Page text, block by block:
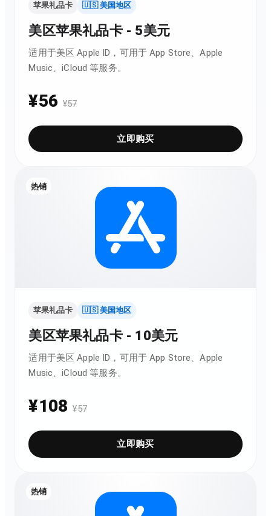
苹果礼品卡 🇺🇸 美国地区
美区苹果礼品卡 - 5美元
适用于美区 Apple ID，可用于 App Store、Apple
Music、iCloud 等服务。
¥56 ¥57
立即购买
热销
苹果礼品卡 🇺🇸 美国地区
美区苹果礼品卡 - 10美元
适用于美区 Apple ID，可用于 App Store、Apple
Music、iCloud 等服务。
¥108 ¥57
立即购买
热销